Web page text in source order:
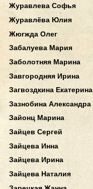
Журавлева Софья
Журавлёва Юлия
Жюгжда Олег
Забалуева Мария
Заболотняя Марина
Завгородняя Ирина
Загвоздкина Екатерина
Зазнобина Александра
Зайонц Марина
Зайцев Сергей
Зайцева Инна
Зайцева Ирина
Зайцева Наталия